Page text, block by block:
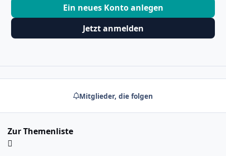
Ein neues Konto anlegen
Jetzt anmelden
Mitglieder, die folgen
Zur Themenliste